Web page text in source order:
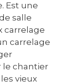
Est une
salle
carrelage
carrelage
le chantier
vieux